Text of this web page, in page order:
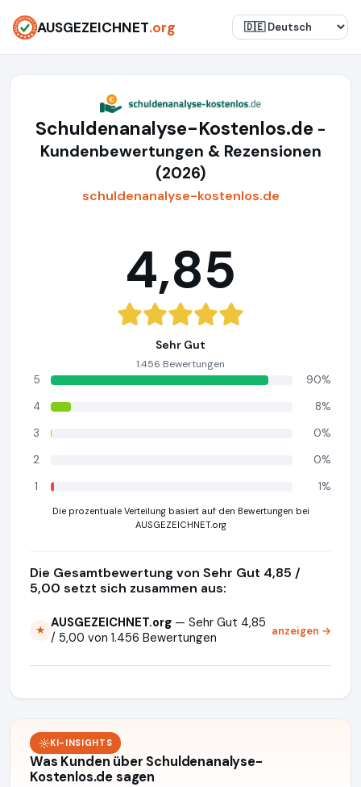
AUSGEZEICHNET.org
Schuldenanalyse-Kostenlos.de -
Kundenbewertungen & Rezensionen
(2026)
schuldenanalyse-kostenlos.de
4,85
Sehr Gut
1.456 Bewertungen
5
90%
4
8%
3
0%
2
0%
1
1%
Die prozentuale Verteilung basiert auf den Bewertungen bei
AUSGEZEICHNET.org
Die Gesamtbewertung von Sehr Gut 4,85 /
5,00 setzt sich zusammen aus:
★ AUSGEZEICHNET.org — Sehr Gut 4,85
/ 5,00 von 1.456 Bewertungen
anzeigen →
KI-INSIGHTS
Was Kunden über Schuldenanalyse-
Kostenlos.de sagen